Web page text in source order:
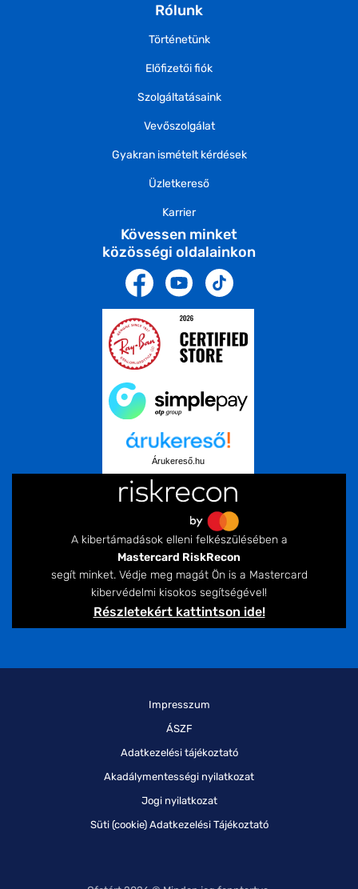
Rólunk
Történetünk
Előfizetői fiók
Szolgáltatásaink
Vevőszolgálat
Gyakran ismételt kérdések
Üzletkereső
Karrier
Kövessen minket
közösségi oldalainkon
Árukereső.hu
A kibertámadások elleni felkészülésében a
Mastercard RiskRecon
segít minket. Védje meg magát Ön is a Mastercard
kibervédelmi kisokos segítségével!
Részletekért kattintson ide!
Impresszum
ÁSZF
Adatkezelési tájékoztató
Akadálymentességi nyilatkozat
Jogi nyilatkozat
Süti (cookie) Adatkezelési Tájékoztató